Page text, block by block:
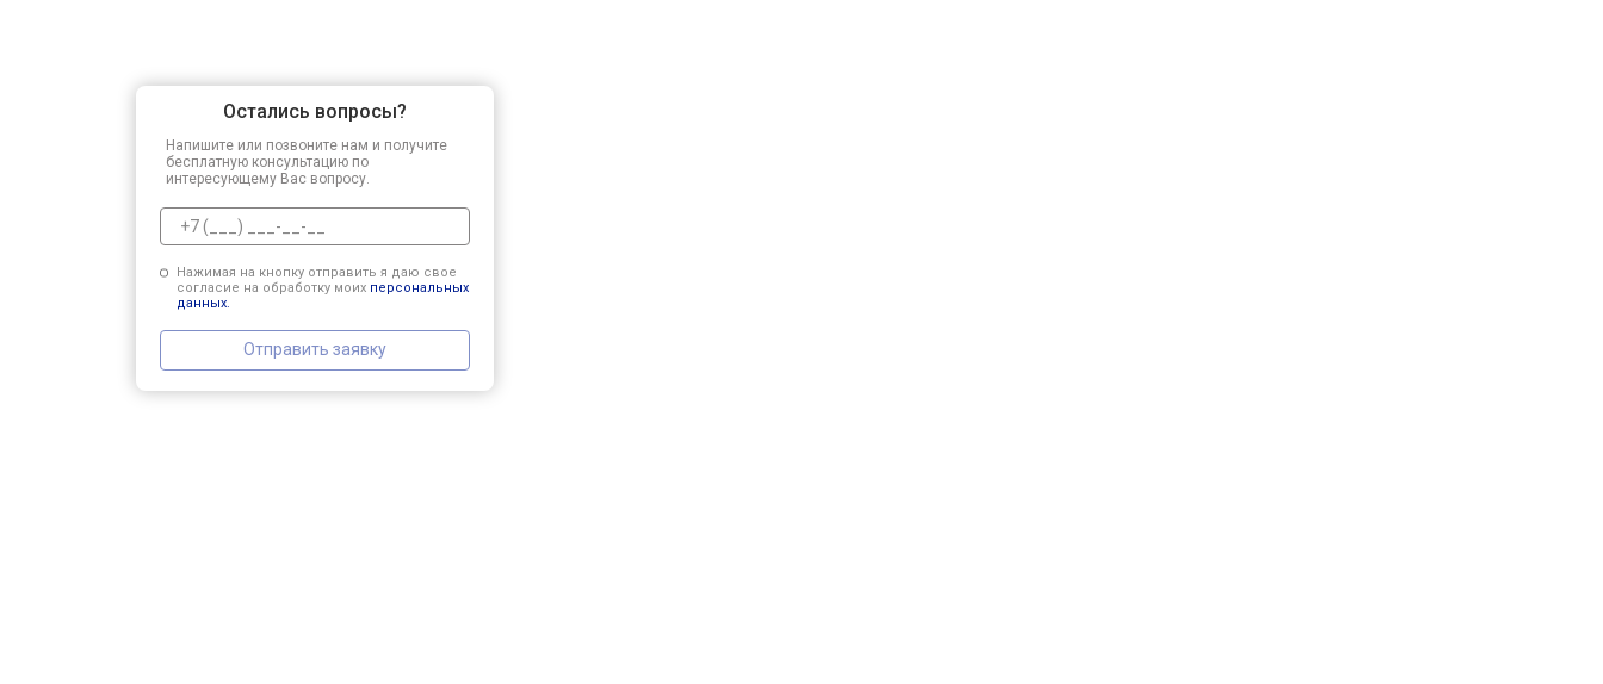
Остались вопросы?
Напишите или позвоните нам и получите
бесплатную консультацию по
интересующему Вас вопросу.
Нажимая на кнопку отправить я даю свое
согласие на обработку моих персональных
данных.
Отправить заявку